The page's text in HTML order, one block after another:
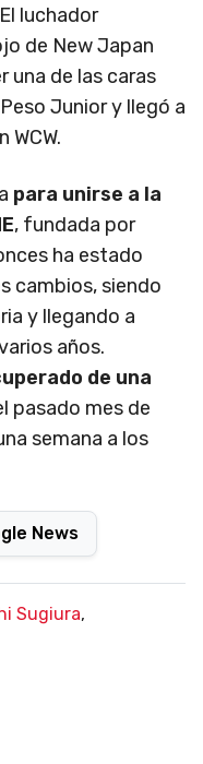
luchador
de New Japan
una de las caras
Junior y llegó a
para unirse a la
, fundada por
ha estado
cambios, siendo
y llegando a
años.
de una
pasado mes de
semana a los
News
Sugiura,